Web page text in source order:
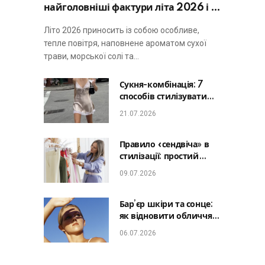
найголовніші фактури літа 2026 і не
Літо 2026 приносить із собою особливе,
тепле повітря, наповнене ароматом сухої
трави, морської солі та…
Сукня-комбінація: 7
способів стилізувати
головну базу літа від
21.07.2026
Правило «сендвіча» в
стилізації: простий
лайфхак, який зробить
09.07.2026
Бар’єр шкіри та сонце:
як відновити обличчя
після відпустки та
06.07.2026